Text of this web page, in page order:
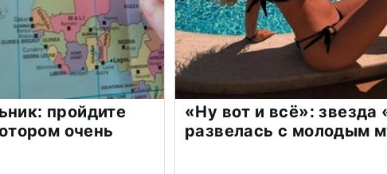
пройдите
очень
«Ну вот и всё»:
развелась с молодым